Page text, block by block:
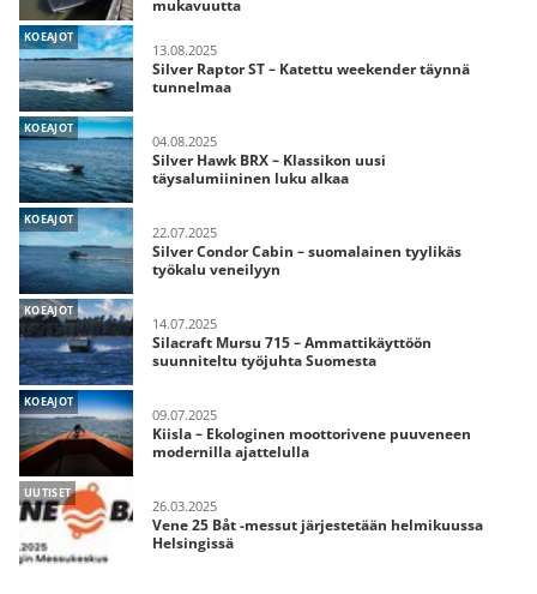
mukavuutta
KOEAJOT
13.08.2025
Silver Raptor ST – Katettu weekender täynnä
tunnelmaa
KOEAJOT
04.08.2025
Silver Hawk BRX – Klassikon uusi
täysalumiininen luku alkaa
KOEAJOT
22.07.2025
Silver Condor Cabin – suomalainen tyylikäs
työkalu veneilyyn
KOEAJOT
14.07.2025
Silacraft Mursu 715 – Ammattikäyttöön
suunniteltu työjuhta Suomesta
KOEAJOT
09.07.2025
Kiisla – Ekologinen moottorivene puuveneen
modernilla ajattelulla
UUTISET
26.03.2025
Vene 25 Båt -messut järjestetään helmikuussa
Helsingissä